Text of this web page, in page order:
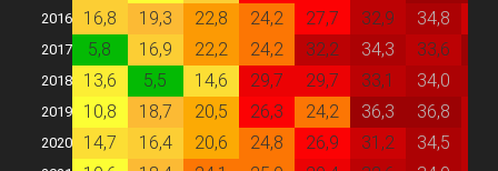
2016 16,8 19,3 22,8 24,2 27,7 32,9 34,8
2017 5,8 16,9 22,2 24,2 32,2 34,3 33,6
2018 13,6 5,5 14,6 29,7 29,7 33,1 34,0
2019 10,8 18,7 20,5 26,3 24,2 36,3 36,8
2020 14,7 16,4 20,6 24,8 26,9 31,2 34,5